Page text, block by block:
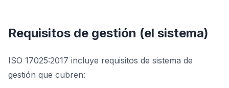
Requisitos de gestión (el sistema)
ISO 17025:2017 incluye requisitos de sistema de
gestión que cubren: